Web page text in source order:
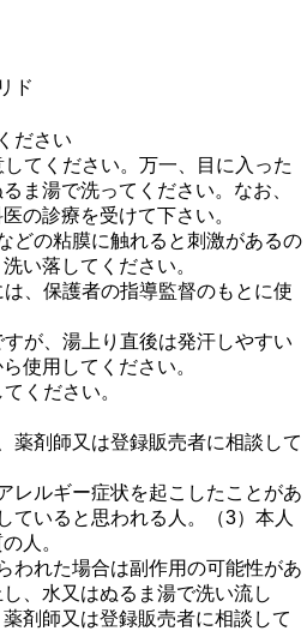
ド
ださい
てください。万一、目に入った
ま湯で洗ってください。なお、
の診療を受けて下さい。
どの粘膜に触れると刺激があるの
い落してください。
、保護者の指導監督のもとに使
が、湯上り直後は発汗しやすい
使用してください。
ください。
薬剤師又は登録販売者に相談して
レルギー症状を起こしたことがあ
ていると思われる人。（3）本人
人。
われた場合は副作用の可能性があ
、水又はぬるま湯で洗い流し
剤師又は登録販売者に相談して